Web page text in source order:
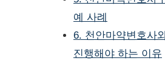
예 사례
6. 천안마약변호사
진행해야 하는 이유